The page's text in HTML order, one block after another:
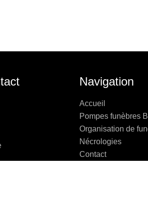
Navigation
Accueil
Pompes funèbres
Organisation de
Nécrologies
Contact